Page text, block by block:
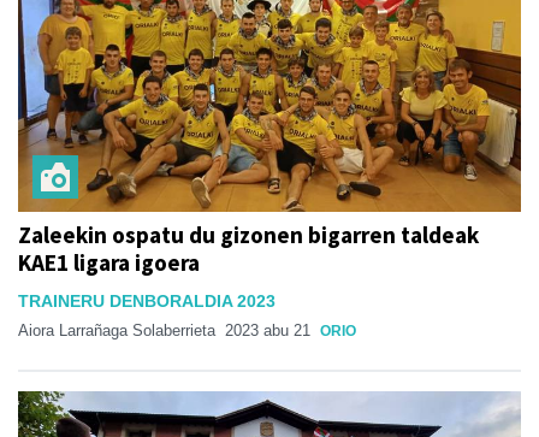
Zaleekin ospatu du gizonen bigarren taldeak
KAE1 ligara igoera
TRAINERU DENBORALDIA 2023
Aiora Larrañaga Solaberrieta 2023 abu 21 ORIO